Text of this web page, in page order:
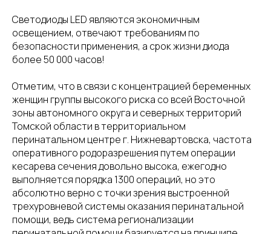
Светодиоды LED являются экономичным
освещением, отвечают требованиям по
безопасности применения, а срок жизни диода
более 50 000 часов!
Отметим, что в связи с концентрацией беременных
женщин группы высокого риска со всей Восточной
зоны автономного округа и северных территорий
Томской области в территориальном
перинатальном центре г. Нижневартовска, частота
оперативного родоразрешения путем операции
кесарева сечения довольно высока, ежегодно
выполняется порядка 1300 операций, но это
абсолютно верно с точки зрения выстроенной
трехуровневой системы оказания перинатальной
помощи, ведь система регионализации